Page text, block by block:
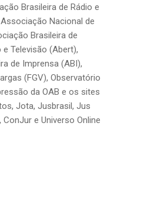
Brasileira de Rádio e
Nacional de
Brasileira de
Televisão (Abert),
de Imprensa (ABI),
(FGV), Observatório
da OAB e os sites
Jota, Jusbrasil, Jus
ConJur e Universo Online